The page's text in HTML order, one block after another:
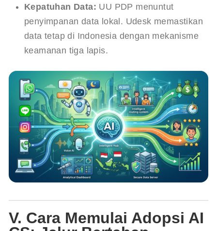
Kepatuhan Data: UU PDP menuntut
penyimpanan data lokal. Udesk memastikan
data tetap di Indonesia dengan mekanisme
keamanan tiga lapis.
V. Cara Memulai Adopsi AI